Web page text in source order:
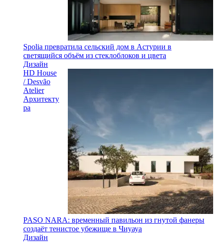
Spolia превратила сельский дом в Астурии в
светящийся объём из стеклоблоков и цвета
Дизайн
HD House
/ Desvão
Atelier
Архитекту
ра
PASO NARA: временный павильон из гнутой фанеры
создаёт тенистое убежище в Чиуауа
Дизайн